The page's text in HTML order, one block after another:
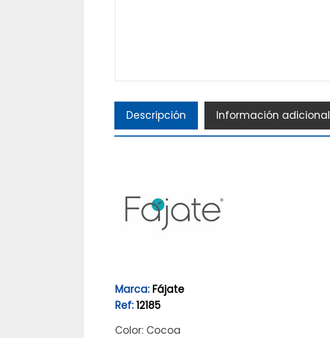
Descripción Información adicional
Marca: Fájate
Ref:12185
Color: Cocoa